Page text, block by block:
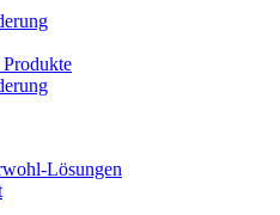
Lösungen